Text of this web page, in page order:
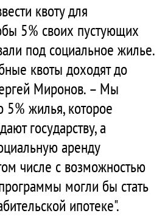
квоту для
5% своих пустующих
под социальное жилье.
квоты доходят до
Миронов. – Мы
5% жилья, которое
государству, а
аренду
числе с возможностью
могли бы стать
ипотеке".